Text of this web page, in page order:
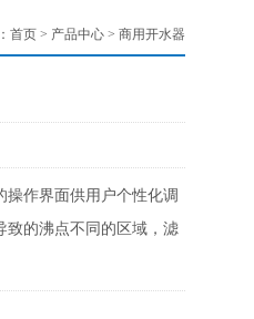
首页 > 产品中心 > 商用开水器
作界面供用户个性化调
致的沸点不同的区域，滤